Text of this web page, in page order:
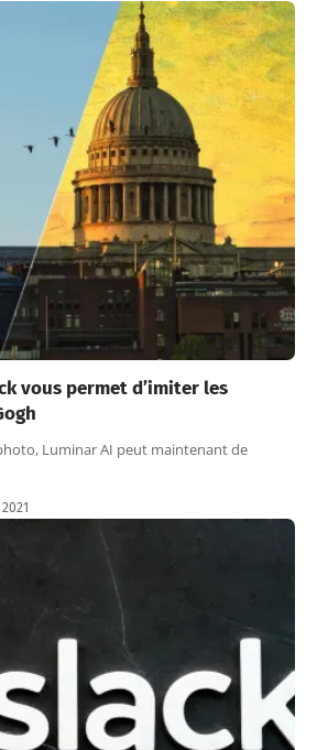
vous permet d’imiter les
Luminar AI peut maintenant de